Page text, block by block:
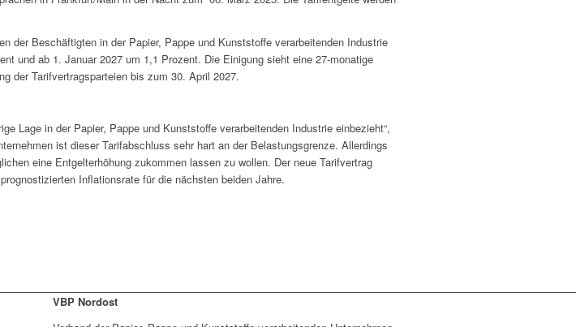
der Beschäftigten in der Papier, Pappe und Kunststoffe verarbeitenden Industrie
und ab 1. Januar 2027 um 1,1 Prozent. Die Einigung sieht eine 27-monatige
der Tarifvertragsparteien bis zum 30. April 2027.
Lage in der Papier, Pappe und Kunststoffe verarbeitenden Industrie einbezieht“,
ist dieser Tarifabschluss sehr hart an der Belastungsgrenze. Allerdings
eine Entgelterhöhung zukommen lassen zu wollen. Der neue Tarifvertrag
Inflationsrate für die nächsten beiden Jahre.
VBP Nordost